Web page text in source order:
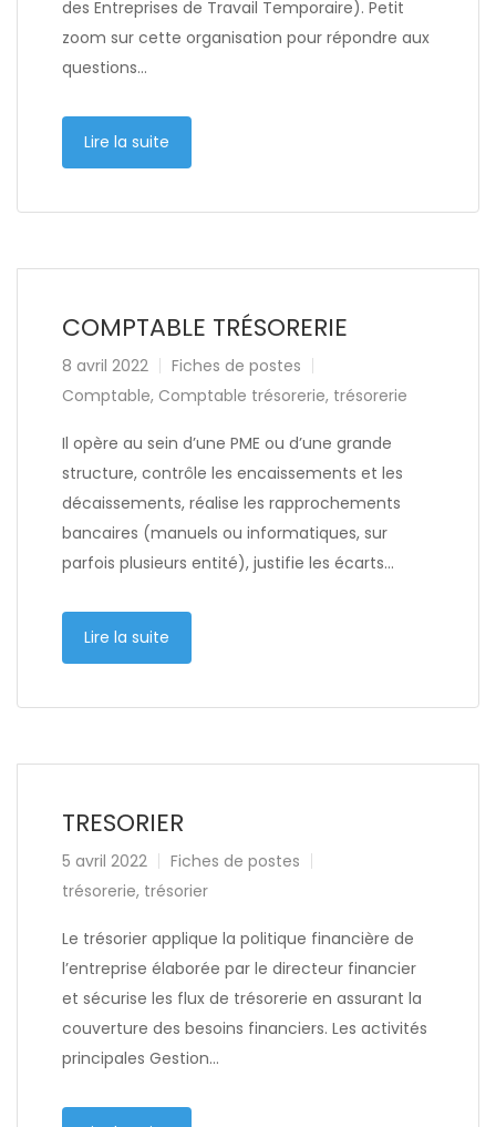
des Entreprises de Travail Temporaire). Petit
zoom sur cette organisation pour répondre aux
questions…
Lire la suite
COMPTABLE TRÉSORERIE
8 avril 2022
Fiches de postes
Comptable, Comptable trésorerie, trésorerie
Il opère au sein d’une PME ou d’une grande
structure, contrôle les encaissements et les
décaissements, réalise les rapprochements
bancaires (manuels ou informatiques, sur
parfois plusieurs entité), justifie les écarts…
Lire la suite
TRESORIER
5 avril 2022
Fiches de postes
trésorerie, trésorier
Le trésorier applique la politique financière de
l’entreprise élaborée par le directeur financier
et sécurise les flux de trésorerie en assurant la
couverture des besoins financiers. Les activités
principales Gestion…